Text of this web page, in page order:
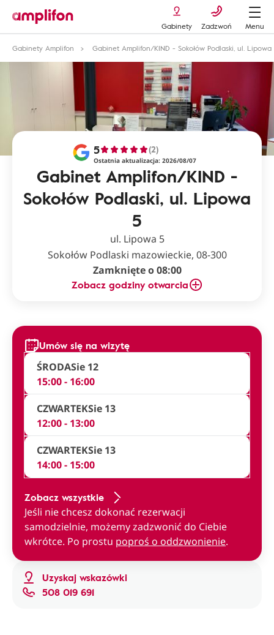
Gabinety Zadzwoń
Menu
Gabinety Amplifon
Gabinet Amplifon/KIND - Sokołów Podlaski, ul. Lipowa
Gabinet Amplifon/KIND -
Sokołów Podlaski, ul. Lipowa
5
5 (2)
Ostatnia aktualizacja: 2026/08/07
ul. Lipowa 5
Sokołów Podlaski mazowieckie, 08-300
Zamknięte o 08:00
Zobacz godziny otwarcia
Uzyskaj wskazówki
508 019 691
Umów się na wizytę
ŚRODASie 12
15:00 - 16:00
CZWARTEKSie 13
12:00 - 13:00
CZWARTEKSie 13
14:00 - 15:00
Zobacz wszystkie
Jeśli nie chcesz dokonać rezerwacji
samodzielnie, możemy zadzwonić do Ciebie
wkrótce. Po prostu poproś o oddzwonienie.